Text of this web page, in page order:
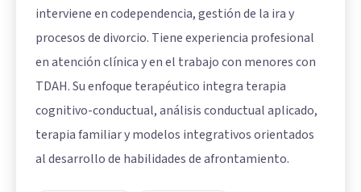
interviene en codependencia, gestión de la ira y
procesos de divorcio. Tiene experiencia profesional
en atención clínica y en el trabajo con menores con
TDAH. Su enfoque terapéutico integra terapia
cognitivo-conductual, análisis conductual aplicado,
terapia familiar y modelos integrativos orientados
al desarrollo de habilidades de afrontamiento.